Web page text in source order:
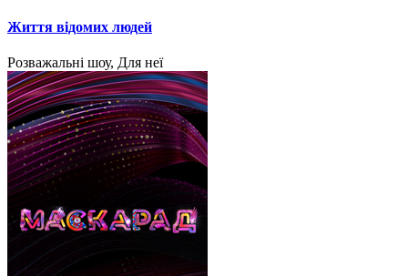
Життя відомих людей
Розважальні шоу, Для неї